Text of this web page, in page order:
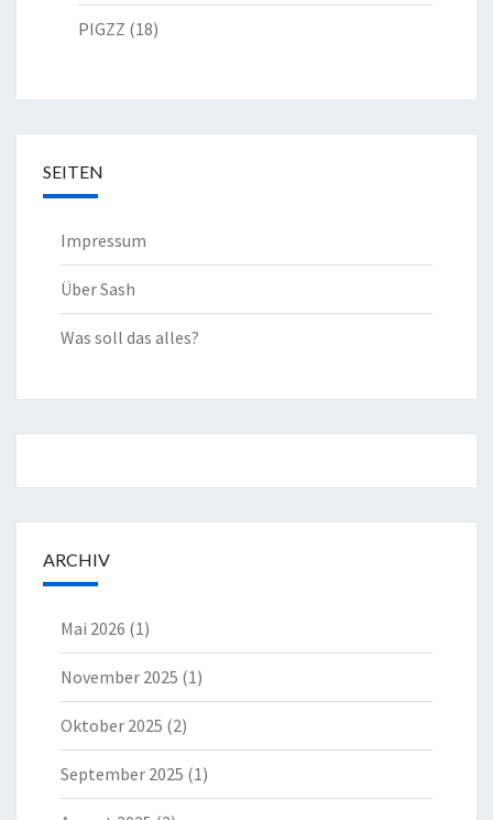
PIGZZ (18)
SEITEN
Impressum
Über Sash
Was soll das alles?
ARCHIV
Mai 2026 (1)
November 2025 (1)
Oktober 2025 (2)
September 2025 (1)